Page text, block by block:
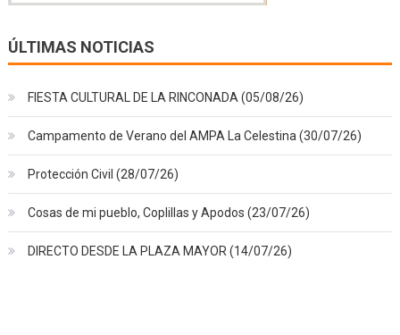
ÚLTIMAS NOTICIAS
FIESTA CULTURAL DE LA RINCONADA (05/08/26)
Campamento de Verano del AMPA La Celestina (30/07/26)
Protección Civil (28/07/26)
Cosas de mi pueblo, Coplillas y Apodos (23/07/26)
DIRECTO DESDE LA PLAZA MAYOR (14/07/26)